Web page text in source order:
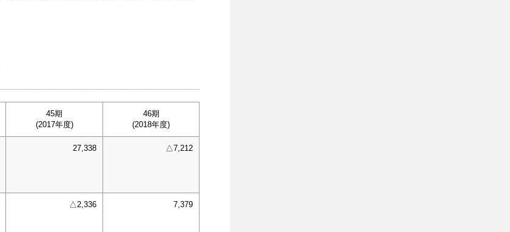
45期
(2017年度)
46期
(2018年度)
27,338 △7,212
△2,336 7,379